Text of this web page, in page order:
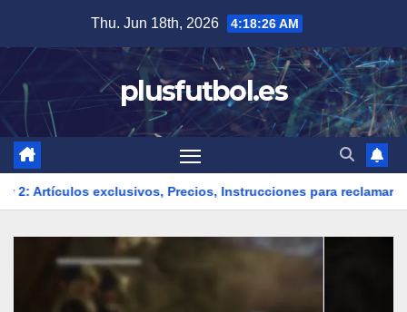
content
Thu. Jun 18th, 2026 4:18:27 AM
plusfutbol.es
exclusivos, Precios, Instrucciones para reclamar